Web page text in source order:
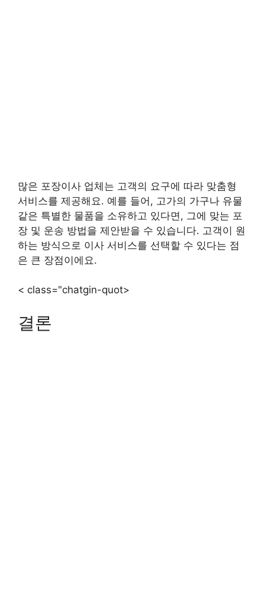
많은 포장이사 업체는 고객의 요구에 따라 맞춤형
서비스를 제공해요. 예를 들어, 고가의 가구나 유물
같은 특별한 물품을 소유하고 있다면, 그에 맞는 포
장 및 운송 방법을 제안받을 수 있습니다. 고객이 원
하는 방식으로 이사 서비스를 선택할 수 있다는 점
은 큰 장점이에요.
< class="chatgin-quot>
결론